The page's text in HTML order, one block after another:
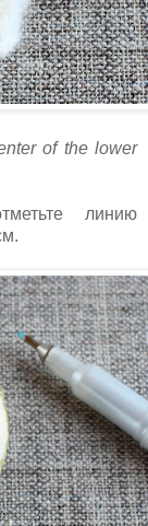
of the lower
линию